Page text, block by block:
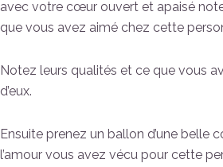
avec votre cœur ouvert et apaisé
que vous avez aimé chez cette
Notez leurs qualités et ce que vous
d’eux.
Ensuite prenez un ballon d’une belle
l’amour vous avez vécu pour cette